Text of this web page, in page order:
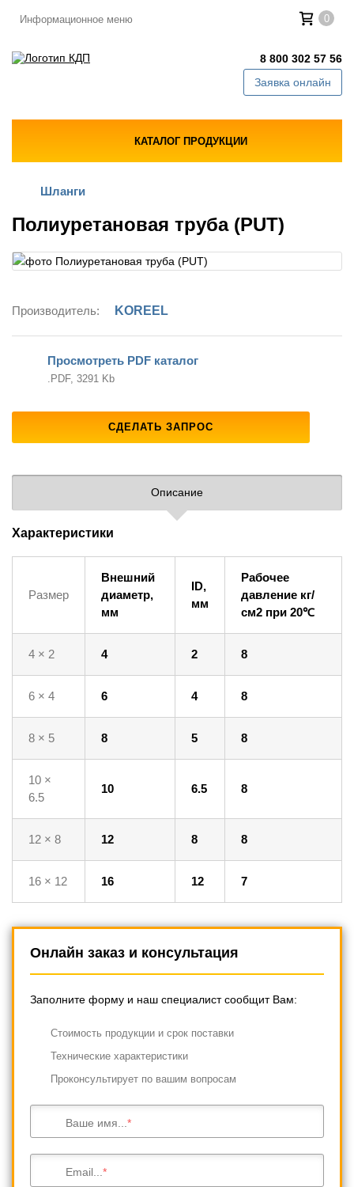
Информационное меню 0
8 800 302 57 56
Заявка онлайн
КАТАЛОГ ПРОДУКЦИИ
Шланги
Полиуретановая труба (PUT)
Производитель: KOREEL
Просмотреть PDF каталог
.PDF, 3291 Kb
СДЕЛАТЬ ЗАПРОС
Описание
Характеристики
Размер
Внешний
диаметр,
мм
ID,
мм
Рабочее
давление кг/
см2 при 20℃
4 × 2 4 2 8
6 × 4 6 4 8
8 × 5 8 5 8
10 ×
6.5
10 6.5 8
12 × 8 12 8 8
16 × 12 16 12 7
Онлайн заказ и консультация
Заполните форму и наш специалист сообщит Вам:
Cтоимость продукции и срок поставки
Технические характеристики
Проконсультирует по вашим вопросам
Ваше имя...
Email...